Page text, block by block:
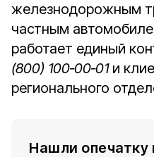
железнодорожным
частным
работает единый
(800) 100‑00‑01 и
регионального
Нашли опечатку